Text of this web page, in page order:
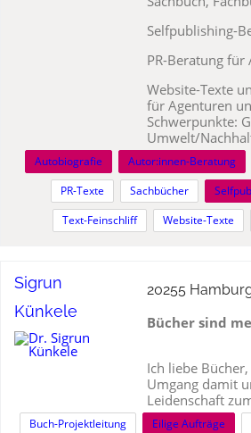
Selfpublishing-
PR-Beratung
Website-Texte
für Agenturen
Schwerpunkte:
Umwelt/
Autobiografie Autor:innen-Beratung
PR-Texte
Sachbücher
Text-Feinschliff
Website-Texte
Sigrun
Künkele
20255
Bücher sind
Ich liebe
Umgang damit
Leidenschaft
Buch-Projektleitung Eilige Aufträge